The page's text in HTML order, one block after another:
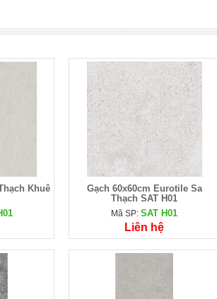
Khuê
Gạch 60x60cm Eurotile Sa
Thạch SAT H01
Mã SP: SAT H01
Liên hệ